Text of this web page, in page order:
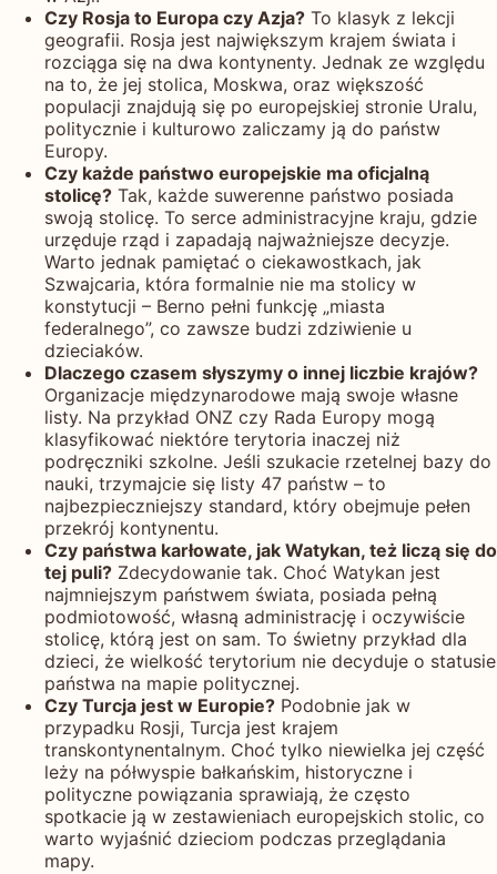
Czy Rosja to Europa czy Azja? To klasyk z lekcji
geografii. Rosja jest największym krajem świata i
rozciąga się na dwa kontynenty. Jednak ze względu
na to, że jej stolica, Moskwa, oraz większość
populacji znajdują się po europejskiej stronie Uralu,
politycznie i kulturowo zaliczamy ją do państw
Europy.
Czy każde państwo europejskie ma oficjalną
stolicę? Tak, każde suwerenne państwo posiada
swoją stolicę. To serce administracyjne kraju, gdzie
urzęduje rząd i zapadają najważniejsze decyzje.
Warto jednak pamiętać o ciekawostkach, jak
Szwajcaria, która formalnie nie ma stolicy w
konstytucji – Berno pełni funkcję „miasta
federalnego”, co zawsze budzi zdziwienie u
dzieciaków.
Dlaczego czasem słyszymy o innej liczbie krajów?
Organizacje międzynarodowe mają swoje własne
listy. Na przykład ONZ czy Rada Europy mogą
klasyfikować niektóre terytoria inaczej niż
podręczniki szkolne. Jeśli szukacie rzetelnej bazy do
nauki, trzymajcie się listy 47 państw – to
najbezpieczniejszy standard, który obejmuje pełen
przekrój kontynentu.
Czy państwa karłowate, jak Watykan, też liczą się do
tej puli? Zdecydowanie tak. Choć Watykan jest
najmniejszym państwem świata, posiada pełną
podmiotowość, własną administrację i oczywiście
stolicę, którą jest on sam. To świetny przykład dla
dzieci, że wielkość terytorium nie decyduje o statusie
państwa na mapie politycznej.
Czy Turcja jest w Europie? Podobnie jak w
przypadku Rosji, Turcja jest krajem
transkontynentalnym. Choć tylko niewielka jej część
leży na półwyspie bałkańskim, historyczne i
polityczne powiązania sprawiają, że często
spotkacie ją w zestawieniach europejskich stolic, co
warto wyjaśnić dzieciom podczas przeglądania
mapy.